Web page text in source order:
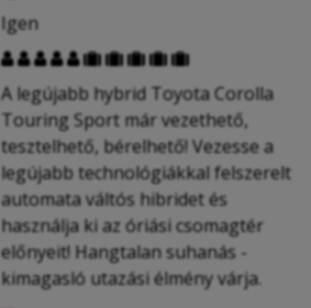
Igen
         
A legújabb hybrid Toyota Corolla
Touring Sport már vezethető,
tesztelhető, bérelhető! Vezesse a
legújabb technológiákkal felszerelt
automata váltós hibridet és
használja ki az óriási csomagtér
előnyeit! Hangtalan suhanás -
kimagasló utazási élmény várja.